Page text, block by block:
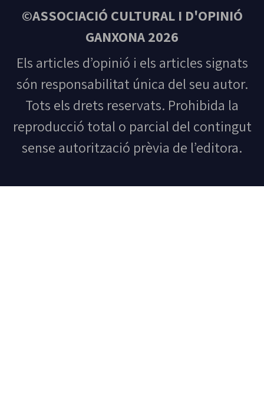
©ASSOCIACIÓ CULTURAL I D'OPINIÓ
GANXONA 2026
Els articles d’opinió i els articles signats
són responsabilitat única del seu autor.
Tots els drets reservats. Prohibida la
reproducció total o parcial del contingut
sense autorització prèvia de l’editora.